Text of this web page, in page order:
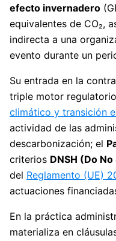
efecto invernadero
equivalentes de CO₂,
indirecta a una
evento durante un
Su entrada en la
triple motor
climático y transición
actividad de las
descarbonización; el
criterios DNSH (Do
del Reglamento (UE)
actuaciones
En la práctica
materializa en